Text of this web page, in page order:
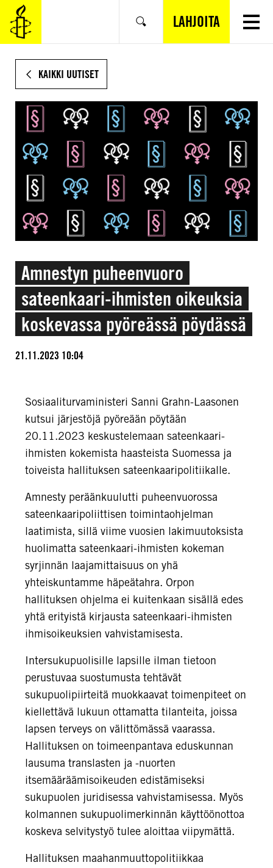
SIIRRY
VARSINAISEEN
SISÄLTÖÖN
Hae LAHJOITA
KAIKKI UUTISET
Amnestyn puheenvuoro
sateenkaari-ihmisten oikeuksia
koskevassa pyöreässä pöydässä
21.11.2023 10:04
Sosiaaliturvaministeri Sanni Grahn-Laasonen
kutsui järjestöjä pyöreään pöytään
20.11.2023 keskustelemaan sateenkaari-
ihmisten kokemista haasteista Suomessa ja
toiveista hallituksen sateenkaaripolitiikalle.
Amnesty peräänkuulutti puheenvuorossa
sateenkaaripoliittisen toimintaohjelman
laatimista, sillä viime vuosien lakimuutoksista
huolimatta sateenkaari-ihmisten kokeman
syrjinnän laajamittaisuus on yhä
yhteiskuntamme häpeätahra. Orpon
hallituksen ohjelma ei kuitenkaan sisällä edes
yhtä erityistä kirjausta sateenkaari-ihmisten
ihmisoikeuksien vahvistamisesta.
Intersukupuolisille lapsille ilman tietoon
perustuvaa suostumusta tehtävät
sukupuolipiirteitä muokkaavat toimenpiteet on
kiellettävä lukuun ottamatta tilanteita, joissa
lapsen terveys on välittömässä vaarassa.
Hallituksen on toimeenpantava eduskunnan
lausuma translasten ja -nuorten
itsemääräämisoikeuden edistämiseksi
sukupuolen juridisessa vahvistamisessa. Myös
kolmannen sukupuolimerkinnän käyttöönottoa
koskeva selvitystyö tulee aloittaa viipymättä.
Hallituksen maahanmuuttopolitiikkaa